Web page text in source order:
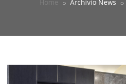
Home Archivio News